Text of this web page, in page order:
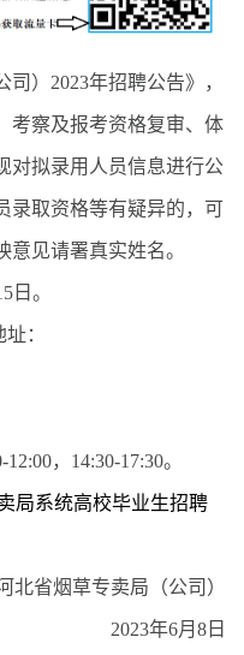
）2023年招聘公告》，
考察及报考资格复审、体
对拟录用人员信息进行公
录取资格等有疑异的，可
见请署真实姓名。
。
：
，14:30-17:30。
局系统高校毕业生招聘
北省烟草专卖局（公司）
2023年6月8日